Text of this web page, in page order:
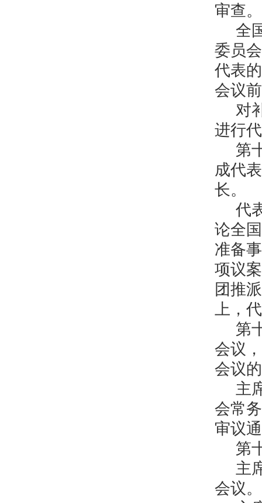
审查。
全
委员
代表
会议
对
进行
第
成代
长。
代
论全
准备
项议
团推
上，
第
会议
会议
主
会常
审议
第
主
会议。